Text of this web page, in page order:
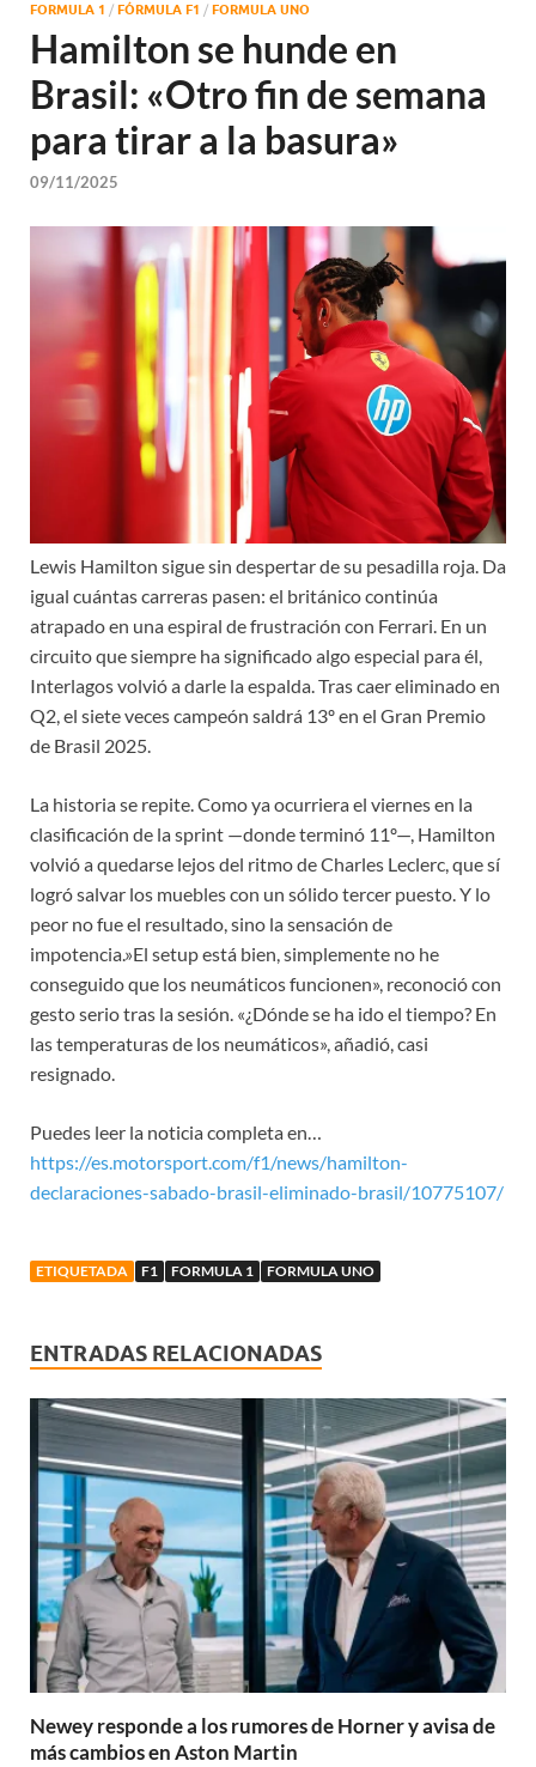
FORMULA 1 / FÓRMULA F1 / FORMULA UNO
Hamilton se hunde en
Brasil: «Otro fin de semana
para tirar a la basura»
09/11/2025
Lewis Hamilton sigue sin despertar de su pesadilla roja. Da
igual cuántas carreras pasen: el británico continúa
atrapado en una espiral de frustración con Ferrari. En un
circuito que siempre ha significado algo especial para él,
Interlagos volvió a darle la espalda. Tras caer eliminado en
Q2, el siete veces campeón saldrá 13º en el Gran Premio
de Brasil 2025.
La historia se repite. Como ya ocurriera el viernes en la
clasificación de la sprint —donde terminó 11º—, Hamilton
volvió a quedarse lejos del ritmo de Charles Leclerc, que sí
logró salvar los muebles con un sólido tercer puesto. Y lo
peor no fue el resultado, sino la sensación de
impotencia.»El setup está bien, simplemente no he
conseguido que los neumáticos funcionen», reconoció con
gesto serio tras la sesión. «¿Dónde se ha ido el tiempo? En
las temperaturas de los neumáticos», añadió, casi
resignado.
Puedes leer la noticia completa en…
https://es.motorsport.com/f1/news/hamilton-
declaraciones-sabado-brasil-eliminado-brasil/10775107/
ETIQUETADA F1 FORMULA 1 FORMULA UNO
ENTRADAS RELACIONADAS
Newey responde a los rumores de Horner y avisa de
más cambios en Aston Martin